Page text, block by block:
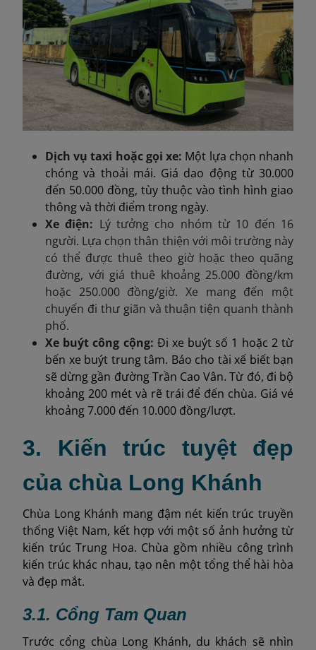
Dịch vụ taxi hoặc gọi xe: Một lựa chọn nhanh
chóng và thoải mái. Giá dao động từ 30.000
đến 50.000 đồng, tùy thuộc vào tình hình giao
thông và thời điểm trong ngày.
Xe điện: Lý tưởng cho nhóm từ 10 đến 16
người. Lựa chọn thân thiện với môi trường này
có thể được thuê theo giờ hoặc theo quãng
đường, với giá thuê khoảng 25.000 đồng/km
hoặc 250.000 đồng/giờ. Xe mang đến một
chuyến đi thư giãn và thuận tiện quanh thành
phố.
Xe buýt công cộng: Đi xe buýt số 1 hoặc 2 từ
bến xe buýt trung tâm. Báo cho tài xế biết bạn
sẽ dừng gần đường Trần Cao Vân. Từ đó, đi bộ
khoảng 200 mét và rẽ trái để đến chùa. Giá vé
khoảng 7.000 đến 10.000 đồng/lượt.
3. Kiến trúc tuyệt đẹp
của chùa Long Khánh
Chùa Long Khánh mang đậm nét kiến trúc truyền
thống Việt Nam, kết hợp với một số ảnh hưởng từ
kiến trúc Trung Hoa. Chùa gồm nhiều công trình
kiến trúc khác nhau, tạo nên một tổng thể hài hòa
và đẹp mắt.
3.1. Cổng Tam Quan
Trước cổng chùa Long Khánh, du khách sẽ nhìn